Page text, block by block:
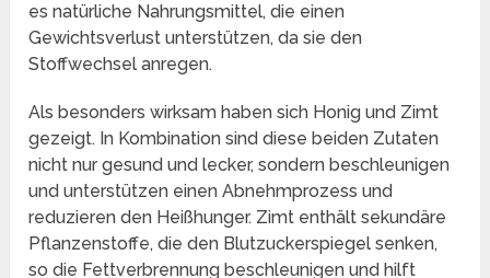
es natürliche Nahrungsmittel, die einen
Gewichtsverlust unterstützen, da sie den
Stoffwechsel anregen.
Als besonders wirksam haben sich Honig und Zimt
gezeigt. In Kombination sind diese beiden Zutaten
nicht nur gesund und lecker, sondern beschleunigen
und unterstützen einen Abnehmprozess und
reduzieren den Heißhunger. Zimt enthält sekundäre
Pflanzenstoffe, die den Blutzuckerspiegel senken,
so die Fettverbrennung beschleunigen und hilft